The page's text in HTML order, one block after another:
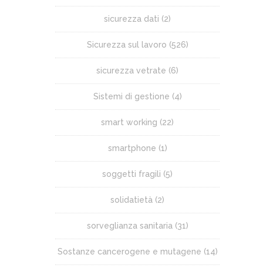
sicurezza dati (2)
Sicurezza sul lavoro (526)
sicurezza vetrate (6)
Sistemi di gestione (4)
smart working (22)
smartphone (1)
soggetti fragili (5)
solidatietà (2)
sorveglianza sanitaria (31)
Sostanze cancerogene e mutagene (14)